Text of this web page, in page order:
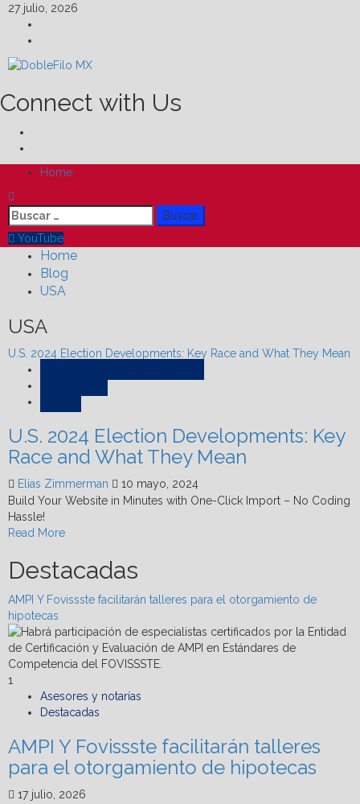
Skip
content
27 julio, 2026
Connect with Us
PrimaryHome
Buscar:
YouTube
Home
Blog
USA
USA
U.S. 2024 Election Developments: Key Race and What They Mean
U.S. 2024 Election Developments: Key
Race and What They Mean
Elías Zimmerman
10 mayo, 2024
Build Your Website in Minutes with One-Click Import – No Coding
Hassle!
Read MoreRead
about
U.S.
2024
Developments:
Key
Race
What
They
Destacadas
AMPI Y Fovissste facilitarán talleres para el otorgamiento de
hipotecas
1
Asesores y notarías
Destacadas
AMPI Y Fovissste facilitarán talleres
para el otorgamiento de hipotecas
17 julio, 2026